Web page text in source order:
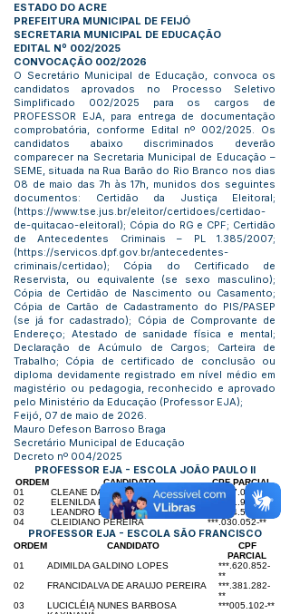
ESTADO DO ACRE
PREFEITURA MUNICIPAL DE FEIJÓ
SECRETARIA MUNICIPAL DE EDUCAÇÃO
EDITAL Nº 002/2025
CONVOCAÇÃO 002/2026
O Secretário Municipal de Educação, convoca os
candidatos aprovados no Processo Seletivo
Simplificado 002/2025 para os cargos de
PROFESSOR EJA, para entrega de documentação
comprobatória, conforme Edital nº 002/2025. Os
candidatos abaixo discriminados deverão
comparecer na Secretaria Municipal de Educação –
SEME, situada na Rua Barão do Rio Branco nos dias
08 de maio das 7h às 17h, munidos dos seguintes
documentos: Certidão da Justiça Eleitoral;
(https://www.tse.jus.br/eleitor/certidoes/certidao-
de-quitacao-eleitoral); Cópia do RG e CPF; Certidão
de Antecedentes Criminais – PL 1.385/2007;
(https://servicos.dpf.gov.br/antecedentes-
criminais/certidao); Cópia do Certificado de
Reservista, ou equivalente (se sexo masculino);
Cópia de Certidão de Nascimento ou Casamento;
Cópia de Cartão de Cadastramento do PIS/PASEP
(se já for cadastrado); Cópia de Comprovante de
Endereço; Atestado de sanidade física e mental;
Declaração de Acúmulo de Cargos; Carteira de
Trabalho; Cópia de certificado de conclusão ou
diploma devidamente registrado em nível médio em
magistério ou pedagogia, reconhecido e aprovado
pelo Ministério da Educação (Professor EJA);
Feijó, 07 de maio de 2026.
Mauro Defeson Barroso Braga
Secretário Municipal de Educação
Decreto nº 004/2025
PROFESSOR EJA - ESCOLA JOÃO PAULO II
ORDEM CANDIDATO
CPF PARCIAL
01
CLEANE DA SILVA E SILVA
***.067.002-**
02
ELENILDA PEREIRA KAXINAWÁ
***.021.982-**
03
LEANDRO BATISTA PEREIRA
***.394.542-**
04
CLEIDIANO PEREIRA ***.030.052-**
PROFESSOR EJA - ESCOLA SÃO FRANCISCO
ORDEM CANDIDATO
CPF
PARCIAL
01
ADIMILDA GALDINO LOPES
***.620.852-
**
02
FRANCIDALVA DE ARAUJO PEREIRA
***.381.282-
**
03
LUCICLÉIA NUNES BARBOSA
***005.102-**